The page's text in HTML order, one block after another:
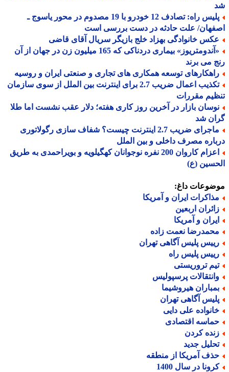
پلیس راه: تصادف 12 خودرو با 19 مصدوم در محور یاسوج ـ
علت حادثه در دست بررسی است
خانوادگی بهزاد خلج بازیگر سریال آقای قاضی
«آندومتریوز» بیماری دردناکی که 165 میلیون زن در جهان از آن
می برند
توسعه همکاری های تجاری و صنعتی ایران و روسیه
تکذیب اعمال ضریب 2.7 برای اینترنت بین الملل از سوی سازمان
مقررات
بازار در آخرین روز کاری هفته؛ دلار عقب نشست اما طلا
شد
ماجرای ضریب 2.7 اینترنت چیست؟ شفاف سازی رگولاتوری
مصرف داخلی و بین الملل
اعزام کاروان 200 نفره نوجوانان کهگیلویه و بویراحمدی به طریق
(ع)
داغ:
ایران و آمریکا
اربعین
و آمریکا
نعمت زاده
پلیس آگاهی تهران
پلیس راه
تروریستی
پرسپولیس
هیروشیما
آگاهی تهران
علی دایی
اقتصادی
کردن
جدید
آمریکا از منطقه
در سال 1400